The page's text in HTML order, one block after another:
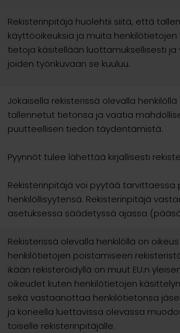
Rekisterinpitäjä huolehtii siitä, että
käyttöoikeuksia ja muita
tietoja käsitellään luottamuksellisesti
joiden työnkuvaan se kuuluu.
Jokaisella rekisterissä olevalla
tallennetut tietonsa ja vaatia
puutteellisen tiedon täydentämistä.
Pyynnöt tulee lähettää kirjallisesti
Rekisterinpitäjä voi pyytää
henkilöllisyytensä. Rekisterinpitäjä
asetuksessa säädetyssä ajassa
Rekisterissä olevalla henkilöllä on
henkilötietojen poistamiseen
ikään rekisteröidyllä on muut EU:n
oikeudet kuten henkilötietojen
sekä vastaanottaa henkilötietonsa
ja koneella luettavissa olevassa
toiselle rekisterinpitäjälle.